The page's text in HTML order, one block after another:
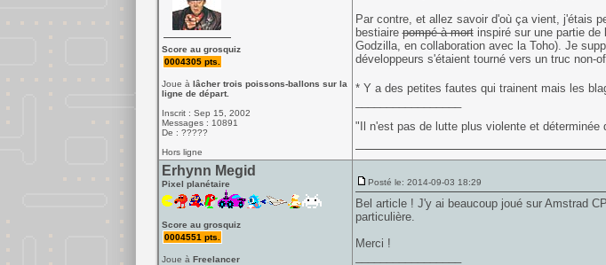
Score au grosquiz
0004305 pts.
Joue à lâcher trois poissons-ballons sur la
ligne de départ.
Inscrit : Sep 15, 2002
Messages : 10891
De : ?????
Hors ligne
Par contre, et allez savoir d'où ça vient, j'étais
bestiairepompé à mortinspiré sur une partie de
Godzilla, en collaboration avec la Toho). Je
développeurs s'étaient tourné vers un truc non-
* Y a des petites fautes qui trainent mais les
"Il n'est pas de lutte plus violente et
Erhynn Megid
Pixel planétaire
Score au grosquiz
0004551 pts.
Joue à Freelancer
Posté le: 2014-09-03 18:29
Bel article ! J'y ai beaucoup joué sur Amstrad
particulière.
Merci !